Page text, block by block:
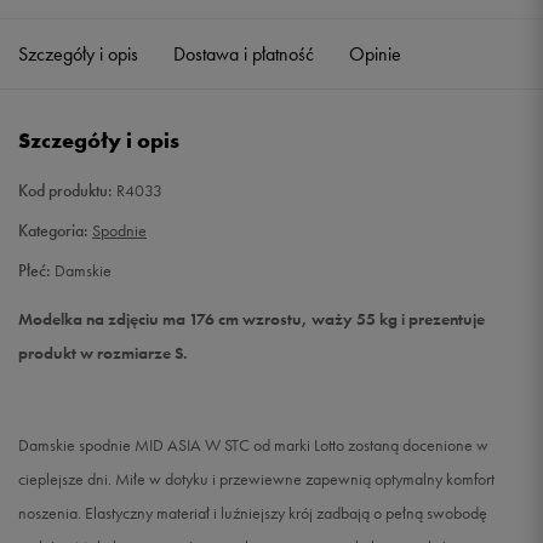
S Powiadom o dostępności
Szczegóły i opis Dostawa i płatność Opinie
Szczegóły i opis
Kod produktu: R4033
Kategoria: Spodnie
Płeć: Damskie
Modelka na zdjęciu ma 176 cm wzrostu, waży 55 kg i prezentuje
produkt w rozmiarze S.
Damskie spodnie MID ASIA W STC od marki Lotto zostaną docenione w
cieplejsze dni. Miłe w dotyku i przewiewne zapewnią optymalny komfort
noszenia. Elastyczny materiał i luźniejszy krój zadbają o pełną swobodę